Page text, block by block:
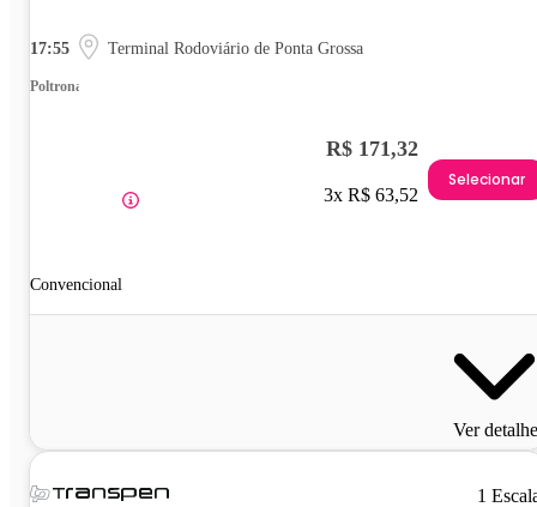
17:55 Terminal Rodoviário de Ponta Grossa
Poltrona
Convencional
R$ 171,32
3x R$ 63,52
Selecionar
Ver
1